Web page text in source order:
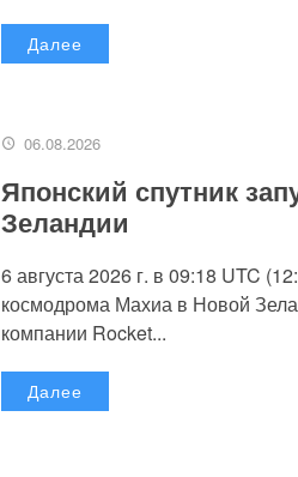
Далее
06.08.2026
Японский спутник
Зеландии
6 августа 2026 г. в 09:18 UTC
космодрома Махиа в Новой
компании Rocket...
Далее